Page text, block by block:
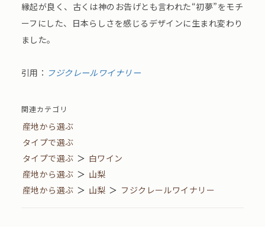
縁起が良く、古くは神のお告げとも言われた“初夢”をモチ
ーフにした、日本らしさを感じるデザインに生まれ変わり
ました。
引用： フジクレールワイナリー
関連カテゴリ
産地から選ぶ
タイプで選ぶ
タイプで選ぶ ＞ 白ワイン
産地から選ぶ ＞ 山梨
産地から選ぶ ＞ 山梨 ＞ フジクレールワイナリー